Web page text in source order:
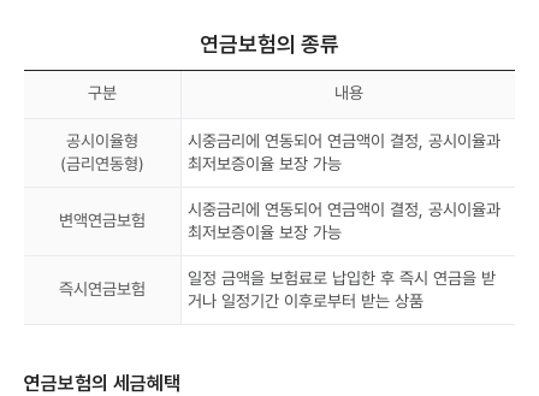
연금보험의 종류
구분 내용
공시이율형
(금리연동형)
시중금리에 연동되어 연금액이 결정, 공시이율과
최저보증이율 보장 가능
변액연금보험
시중금리에 연동되어 연금액이 결정, 공시이율과
최저보증이율 보장 가능
즉시연금보험
일정 금액을 보험료로 납입한 후 즉시 연금을 받
거나 일정기간 이후로부터 받는 상품
연금보험의 세금혜택